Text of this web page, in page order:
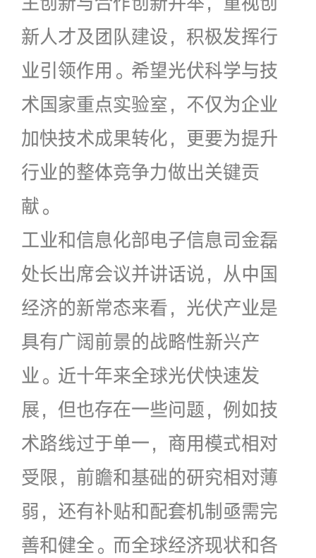
新人才及团队建设，积极发挥行
业引领作用。希望光伏科学与技
术国家重点实验室，不仅为企业
加快技术成果转化，更要为提升
行业的整体竞争力做出关键贡
献。
工业和信息化部电子信息司金磊
处长出席会议并讲话说，从中国
经济的新常态来看，光伏产业是
具有广阔前景的战略性新兴产
业。近十年来全球光伏快速发
展，但也存在一些问题，例如技
术路线过于单一，商用模式相对
受限，前瞻和基础的研究相对薄
弱，还有补贴和配套机制亟需完
善和健全。而全球经济现状和各